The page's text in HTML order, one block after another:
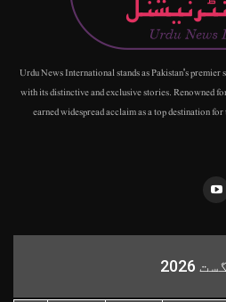
"Urdu News International stands as Pakistan's
with its distinctive and exclusive stories. Renowned
earned widespread acclaim as a top destination
2026